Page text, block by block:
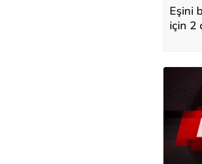
Eşini
için 2